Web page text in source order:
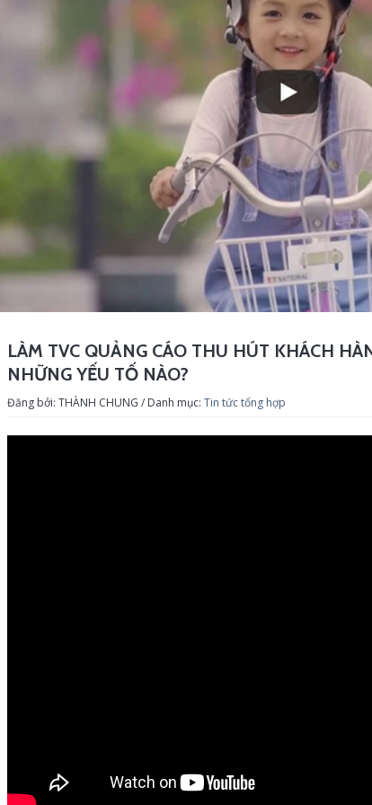
LÀM TVC QUẢNG CÁO THU HÚT KHÁCH
NHỮNG YẾU TỐ NÀO?
Đăng bởi: THÀNH CHUNG / Danh mục: Tin tức tổng hợp